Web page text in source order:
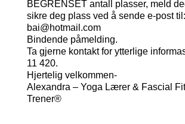
BEGRENSET antall plasser, meld
sikre deg plass ved å sende e-post
bai@hotmail.com
Bindende påmelding.
Ta gjerne kontakt for ytterlige
11 420.
Hjertelig velkommen-
Alexandra – Yoga Lærer & Fascial
Trener®